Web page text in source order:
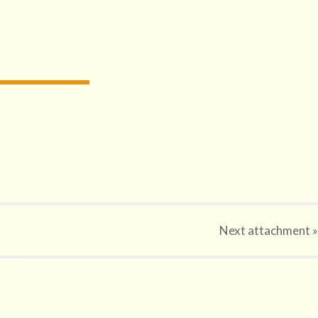
Next attachment »